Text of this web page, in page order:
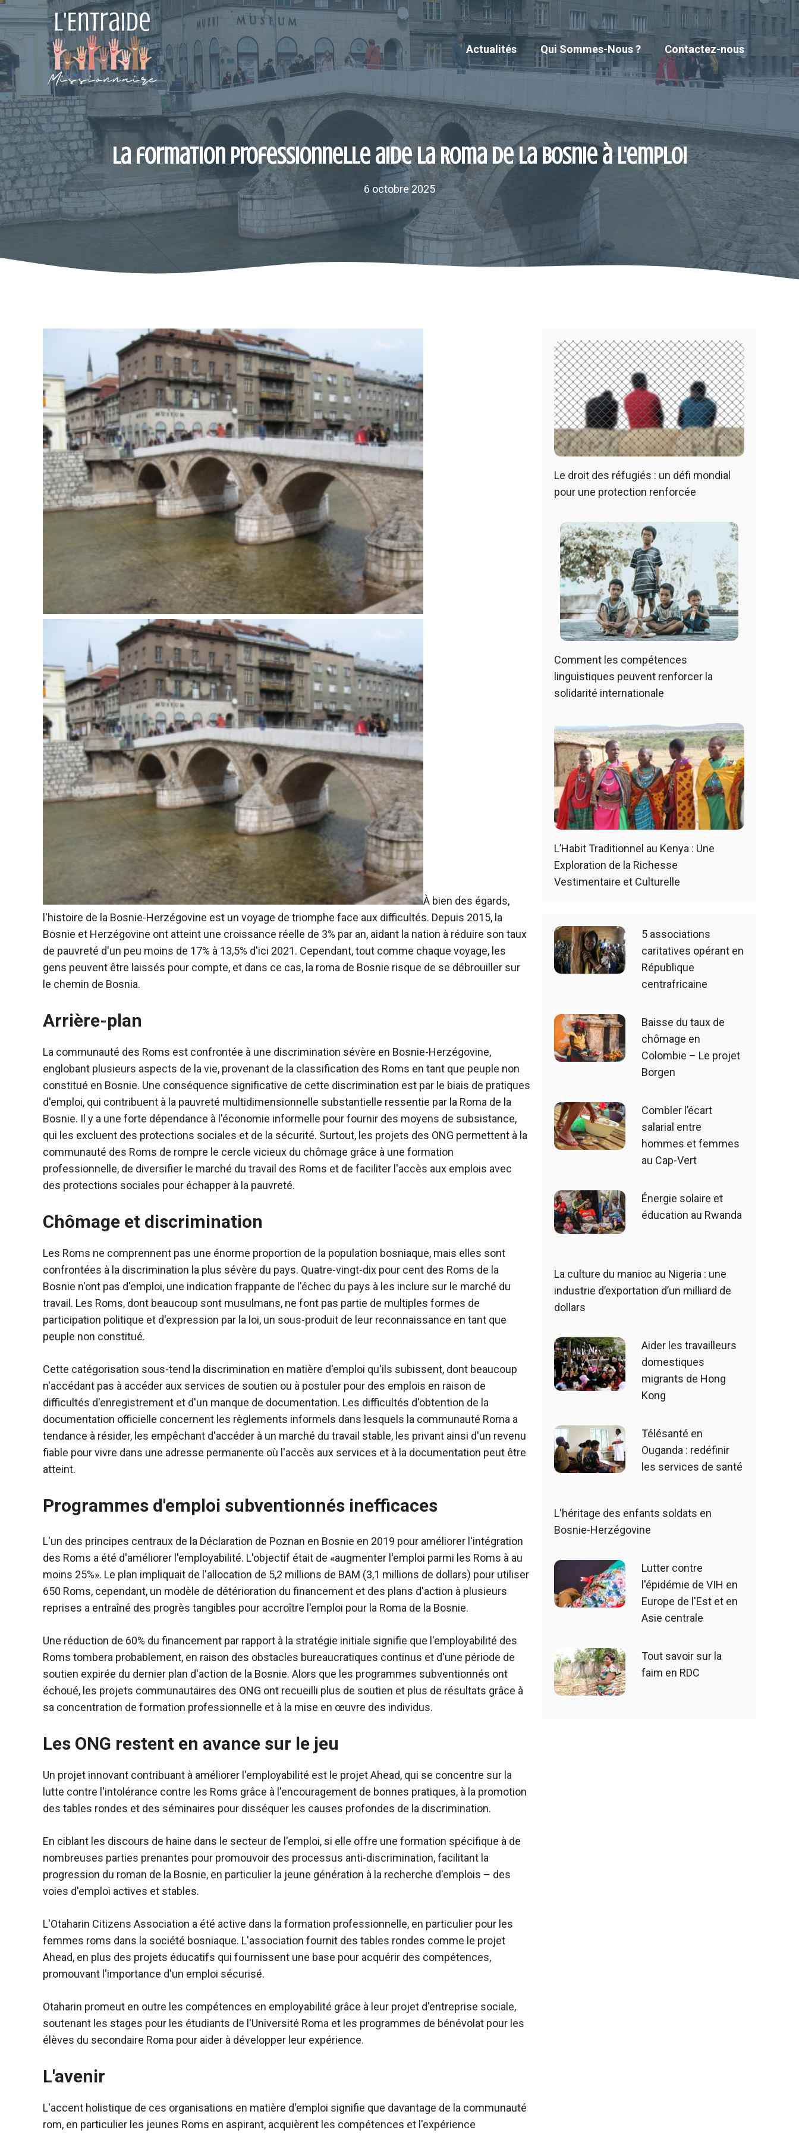
Aller
au
contenu
Actualités Qui Sommes-Nous ? Contactez-nous
La formation professionnelle aide la Roma de la Bosnie à l'emploi
6 octobre 2025
À bien des égards,
l'histoire de la Bosnie-Herzégovine est un voyage de triomphe face aux difficultés. Depuis 2015, la
Bosnie et Herzégovine ont atteint une croissance réelle de 3% par an, aidant la nation à réduire son taux
de pauvreté d'un peu moins de 17% à 13,5% d'ici 2021. Cependant, tout comme chaque voyage, les
gens peuvent être laissés pour compte, et dans ce cas, la roma de Bosnie risque de se débrouiller sur
le chemin de Bosnia.
Arrière-plan
La communauté des Roms est confrontée à une discrimination sévère en Bosnie-Herzégovine,
englobant plusieurs aspects de la vie, provenant de la classification des Roms en tant que peuple non
constitué en Bosnie. Une conséquence significative de cette discrimination est par le biais de pratiques
d'emploi, qui contribuent à la pauvreté multidimensionnelle substantielle ressentie par la Roma de la
Bosnie. Il y a une forte dépendance à l'économie informelle pour fournir des moyens de subsistance,
qui les excluent des protections sociales et de la sécurité. Surtout, les projets des ONG permettent à la
communauté des Roms de rompre le cercle vicieux du chômage grâce à une formation
professionnelle, de diversifier le marché du travail des Roms et de faciliter l'accès aux emplois avec
des protections sociales pour échapper à la pauvreté.
Chômage et discrimination
Les Roms ne comprennent pas une énorme proportion de la population bosniaque, mais elles sont
confrontées à la discrimination la plus sévère du pays. Quatre-vingt-dix pour cent des Roms de la
Bosnie n'ont pas d'emploi, une indication frappante de l'échec du pays à les inclure sur le marché du
travail. Les Roms, dont beaucoup sont musulmans, ne font pas partie de multiples formes de
participation politique et d'expression par la loi, un sous-produit de leur reconnaissance en tant que
peuple non constitué.
Cette catégorisation sous-tend la discrimination en matière d'emploi qu'ils subissent, dont beaucoup
n'accédant pas à accéder aux services de soutien ou à postuler pour des emplois en raison de
difficultés d'enregistrement et d'un manque de documentation. Les difficultés d'obtention de la
documentation officielle concernent les règlements informels dans lesquels la communauté Roma a
tendance à résider, les empêchant d'accéder à un marché du travail stable, les privant ainsi d'un revenu
fiable pour vivre dans une adresse permanente où l'accès aux services et à la documentation peut être
atteint.
Programmes d'emploi subventionnés inefficaces
L'un des principes centraux de la Déclaration de Poznan en Bosnie en 2019 pour améliorer l'intégration
des Roms a été d'améliorer l'employabilité. L'objectif était de «augmenter l'emploi parmi les Roms à au
moins 25%». Le plan impliquait de l'allocation de 5,2 millions de BAM (3,1 millions de dollars) pour utiliser
650 Roms, cependant, un modèle de détérioration du financement et des plans d'action à plusieurs
reprises a entraîné des progrès tangibles pour accroître l'emploi pour la Roma de la Bosnie.
Une réduction de 60% du financement par rapport à la stratégie initiale signifie que l'employabilité des
Roms tombera probablement, en raison des obstacles bureaucratiques continus et d'une période de
soutien expirée du dernier plan d'action de la Bosnie. Alors que les programmes subventionnés ont
échoué, les projets communautaires des ONG ont recueilli plus de soutien et plus de résultats grâce à
sa concentration de formation professionnelle et à la mise en œuvre des individus.
Les ONG restent en avance sur le jeu
Un projet innovant contribuant à améliorer l'employabilité est le projet Ahead, qui se concentre sur la
lutte contre l'intolérance contre les Roms grâce à l'encouragement de bonnes pratiques, à la promotion
des tables rondes et des séminaires pour disséquer les causes profondes de la discrimination.
En ciblant les discours de haine dans le secteur de l'emploi, si elle offre une formation spécifique à de
nombreuses parties prenantes pour promouvoir des processus anti-discrimination, facilitant la
progression du roman de la Bosnie, en particulier la jeune génération à la recherche d'emplois – des
voies d'emploi actives et stables.
L'Otaharin Citizens Association a été active dans la formation professionnelle, en particulier pour les
femmes roms dans la société bosniaque. L'association fournit des tables rondes comme le projet
Ahead, en plus des projets éducatifs qui fournissent une base pour acquérir des compétences,
promouvant l'importance d'un emploi sécurisé.
Otaharin promeut en outre les compétences en employabilité grâce à leur projet d'entreprise sociale,
soutenant les stages pour les étudiants de l'Université Roma et les programmes de bénévolat pour les
élèves du secondaire Roma pour aider à développer leur expérience.
L'avenir
L'accent holistique de ces organisations en matière d'emploi signifie que davantage de la communauté
rom, en particulier les jeunes Roms en aspirant, acquièrent les compétences et l'expérience
Le droit des réfugiés : un défi mondial
pour une protection renforcée
Comment les compétences
linguistiques peuvent renforcer la
solidarité internationale
L’Habit Traditionnel au Kenya : Une
Exploration de la Richesse
Vestimentaire et Culturelle
5 associations
caritatives opérant en
République
centrafricaine
Baisse du taux de
chômage en
Colombie – Le projet
Borgen
Combler l’écart
salarial entre
hommes et femmes
au Cap-Vert
Énergie solaire et
éducation au Rwanda
La culture du manioc au Nigeria : une
industrie d’exportation d’un milliard de
dollars
Aider les travailleurs
domestiques
migrants de Hong
Kong
Télésanté en
Ouganda : redéfinir
les services de santé
L'héritage des enfants soldats en
Bosnie-Herzégovine
Lutter contre
l'épidémie de VIH en
Europe de l'Est et en
Asie centrale
Tout savoir sur la
faim en RDC